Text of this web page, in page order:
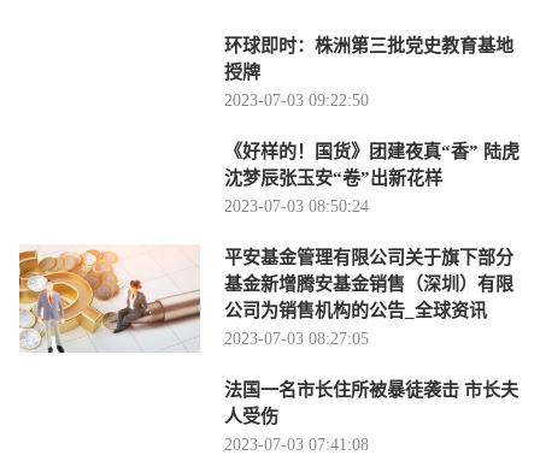
环球即时：株洲第三批党史教育基地
授牌
2023-07-03 09:22:50
《好样的！国货》团建夜真“香” 陆虎
沈梦辰张玉安“卷”出新花样
2023-07-03 08:50:24
平安基金管理有限公司关于旗下部分
基金新增腾安基金销售（深圳）有限
公司为销售机构的公告_全球资讯
2023-07-03 08:27:05
法国一名市长住所被暴徒袭击 市长夫
人受伤
2023-07-03 07:41:08